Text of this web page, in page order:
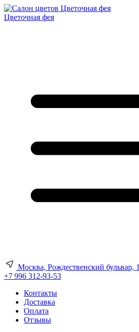
Цветочная фея
Москва, Рождественский бульвар, 1
+7 996 312-93-53
Контакты
Доставка
Оплата
Отзывы